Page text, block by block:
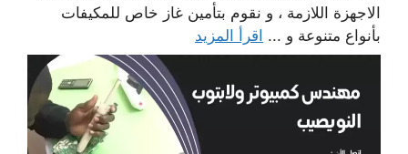
الاجهزة اللازمة ، و نقوم بتأمين غاز خاص للمكيفات
بأنواع متنوعة و ... اقرأ المزيد